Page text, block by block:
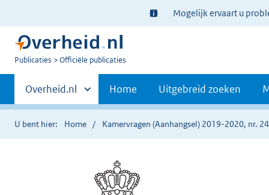
Ter
informatie:
Mogelijk ervaart u
U
Publicaties Officiële publicaties
Primaire
navigatie
Andere
sites
binnen
Overheid.nl Home Uitgebreid zoeken
U bent hier: Home Kamervragen (Aanhangsel) 2019-2020, nr.